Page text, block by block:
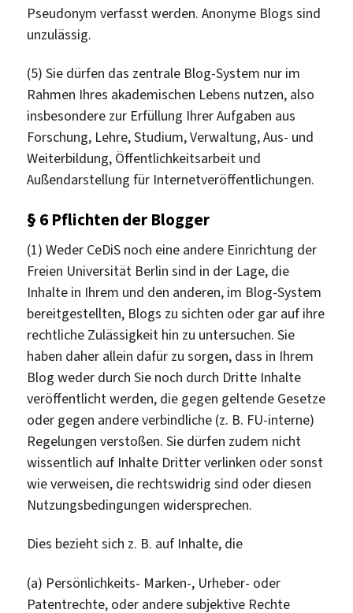
Pseudonym verfasst werden. Anonyme Blogs sind
unzulässig.
(5) Sie dürfen das zentrale Blog-System nur im
Rahmen Ihres akademischen Lebens nutzen, also
insbesondere zur Erfüllung Ihrer Aufgaben aus
Forschung, Lehre, Studium, Verwaltung, Aus- und
Weiterbildung, Öffentlichkeitsarbeit und
Außendarstellung für Internetveröffentlichungen.
§ 6 Pflichten der Blogger
(1) Weder CeDiS noch eine andere Einrichtung der
Freien Universität Berlin sind in der Lage, die
Inhalte in Ihrem und den anderen, im Blog-System
bereitgestellten, Blogs zu sichten oder gar auf ihre
rechtliche Zulässigkeit hin zu untersuchen. Sie
haben daher allein dafür zu sorgen, dass in Ihrem
Blog weder durch Sie noch durch Dritte Inhalte
veröffentlicht werden, die gegen geltende Gesetze
oder gegen andere verbindliche (z. B. FU-interne)
Regelungen verstoßen. Sie dürfen zudem nicht
wissentlich auf Inhalte Dritter verlinken oder sonst
wie verweisen, die rechtswidrig sind oder diesen
Nutzungsbedingungen widersprechen.
Dies bezieht sich z. B. auf Inhalte, die
(a) Persönlichkeits- Marken-, Urheber- oder
Patentrechte, oder andere subjektive Rechte